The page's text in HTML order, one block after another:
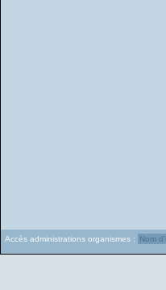
Accès administrations organismes :